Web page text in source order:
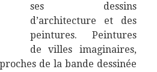
ses dessins
d’architecture et des
peintures. Peintures
de villes imaginaires,
de la bande dessinée